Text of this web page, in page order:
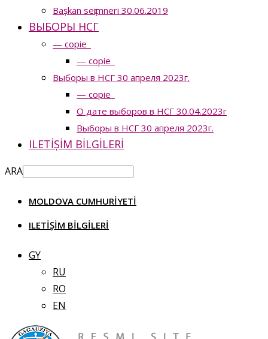
Bașkan seҫimneri 30.06.2019
ВЫБОРЫ НСГ
— copie_
— copie_
Выборы в НСГ 30 апреля 2023г.
— copie_
О дате выборов в НСГ 30.04.2023г
Выборы в НСГ 30 апреля 2023г.
ILETIȘIM BILGILERI
ARA
MOLDOVA CUMHURIYETI
ILETIȘIM BILGILERI
GY
RU
RO
EN